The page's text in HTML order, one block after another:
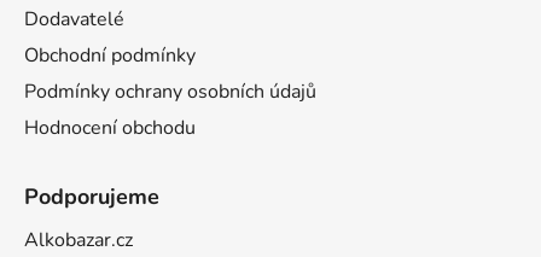
Dodavatelé
Obchodní podmínky
Podmínky ochrany osobních údajů
Hodnocení obchodu
Podporujeme
Alkobazar.cz